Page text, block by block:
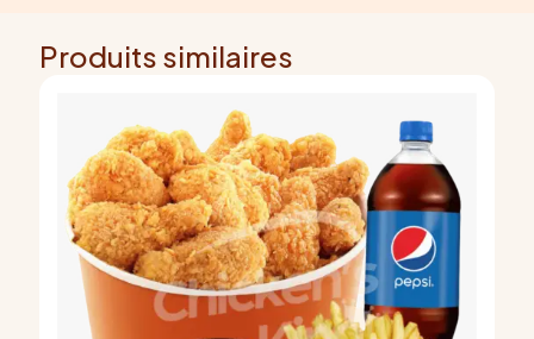
Produits similaires